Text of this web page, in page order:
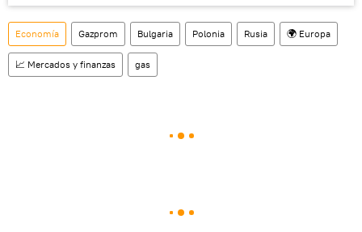
Economía Gazprom Bulgaria Polonia Rusia 🌍 Europa
📈 Mercados y finanzas gas